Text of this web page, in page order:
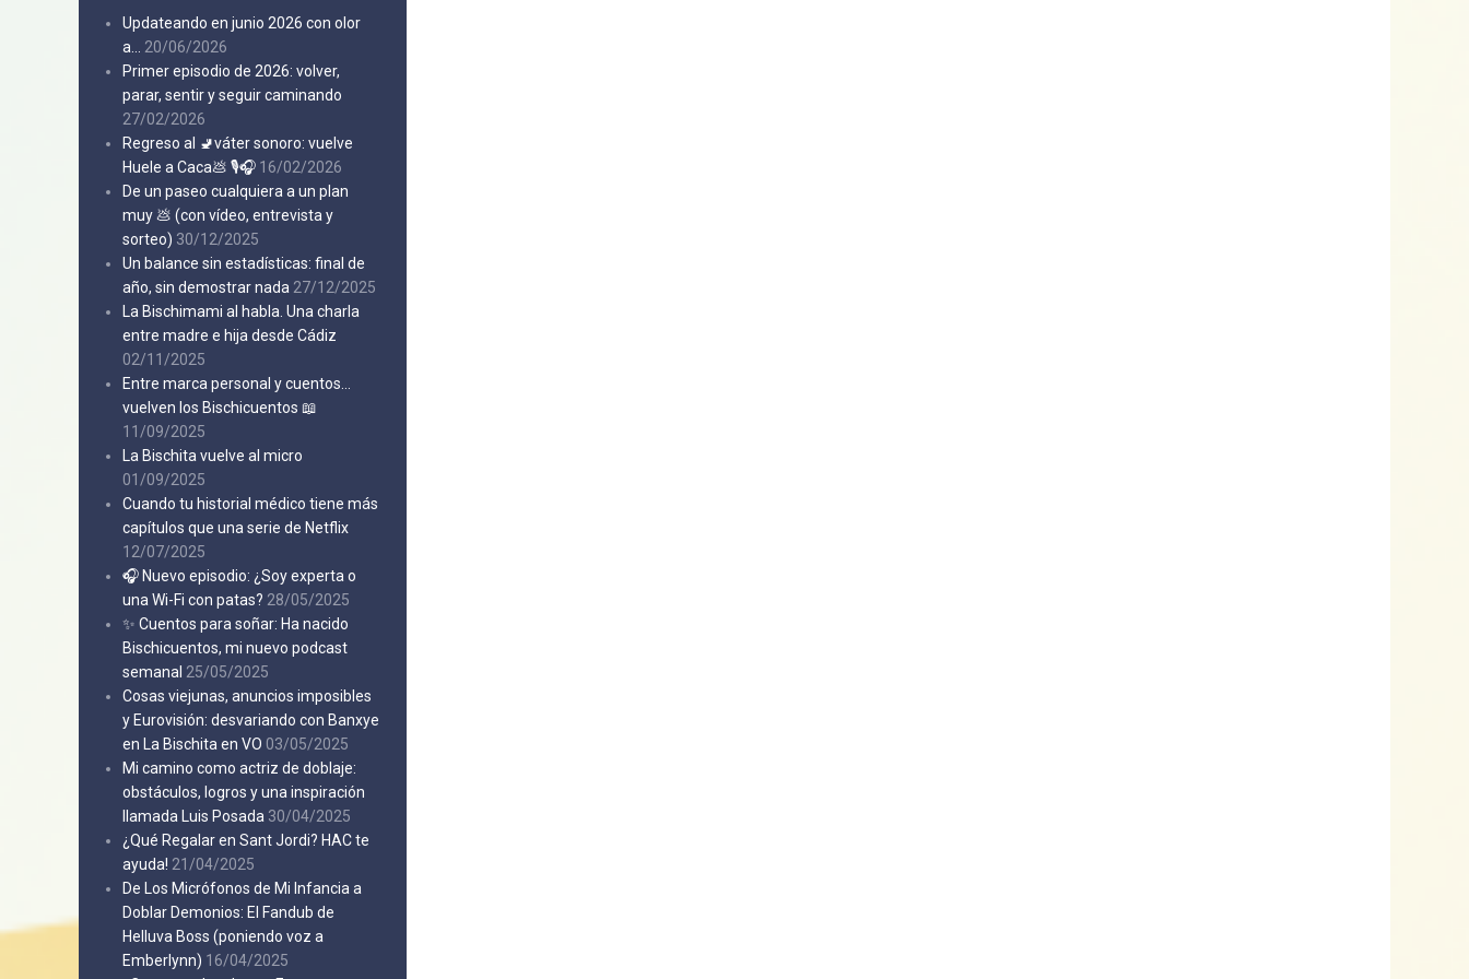
Updateando en junio 2026 con olor
a…
20/06/2026
Primer episodio de 2026: volver,
parar, sentir y seguir caminando
27/02/2026
Regreso al 🚽váter sonoro: vuelve
Huele a Caca💩 🎙️🎧 16/02/2026
De un paseo cualquiera a un plan
muy 💩 (con vídeo, entrevista y
sorteo) 30/12/2025
Un balance sin estadísticas: final de
año, sin demostrar nada 27/12/2025
La Bischimami al habla. Una charla
entre madre e hija desde Cádiz
02/11/2025
Entre marca personal y cuentos…
vuelven los Bischicuentos 📖
11/09/2025
La Bischita vuelve al micro
01/09/2025
Cuando tu historial médico tiene más
capítulos que una serie de Netflix
12/07/2025
🎧 Nuevo episodio: ¿Soy experta o
una Wi-Fi con patas? 28/05/2025
✨ Cuentos para soñar: Ha nacido
Bischicuentos, mi nuevo podcast
semanal 25/05/2025
Cosas viejunas, anuncios imposibles
y Eurovisión: desvariando con Banxye
en La Bischita en VO 03/05/2025
Mi camino como actriz de doblaje:
obstáculos, logros y una inspiración
llamada Luis Posada 30/04/2025
¿Qué Regalar en Sant Jordi? HAC te
ayuda! 21/04/2025
De Los Micrófonos de Mi Infancia a
Doblar Demonios: El Fandub de
Helluva Boss (poniendo voz a
Emberlynn) 16/04/2025